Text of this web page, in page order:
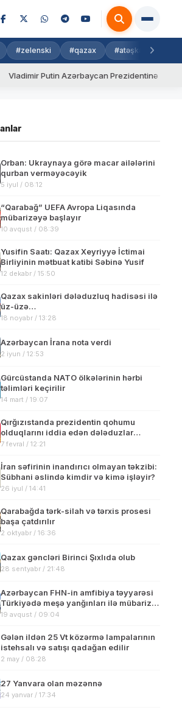
#zelenski #qazax #atəşkəs
Putin Azərbaycan Prezidentinə zəng edib
Orban: Ukraynaya görə macar ailələrini
qurban verməyəcəyik
5 iyul / 08:12
“Qarabağ” UEFA Avropa Liqasında
mübarizəyə başlayır
10 avqust / 08:39
Yusifin Saatı: Qazax Xeyriyyə İctimai
Birliyinin mətbuat katibi Səbinə Yusif
12 dekabr / 15:50
Qazax sakinləri dələduzluq hadisəsi ilə
üz-üzə…
18 noyabr / 13:28
Azərbaycan İrana nota verdi
2 iyun / 12:53
Gürcüstanda NATO ölkələrinin hərbi
təlimləri keçirilir
14 mart / 19:07
Qırğızıstanda prezidentin qohumu
olduqlarını iddia edən dələduzlar
saxlanılıb
7 fevral / 12:21
İran səfirinin inandırıcı olmayan təkzibi:
Sübhani əslində kimdir və kimə işləyir?
26 iyul / 14:41
Qarabağda tərk-silah və tərxis prosesi
başa çatdırılır
2 oktyabr / 16:36
Qazax gəncləri Birinci Şıxlıda olub
28 sentyabr / 21:48
Azərbaycan FHN-in amfibiya təyyarəsi
Türkiyədə meşə yanğınları ilə mübarizə
tədbirlərini davam etdirir – VİDEO
19 avqust / 09:04
Gələn ildən 25 Vt közərmə lampalarının
istehsalı və satışı qadağan edilir
2 may / 08:28
27 Yanvara olan məzənnə
24 yanvar / 17:34